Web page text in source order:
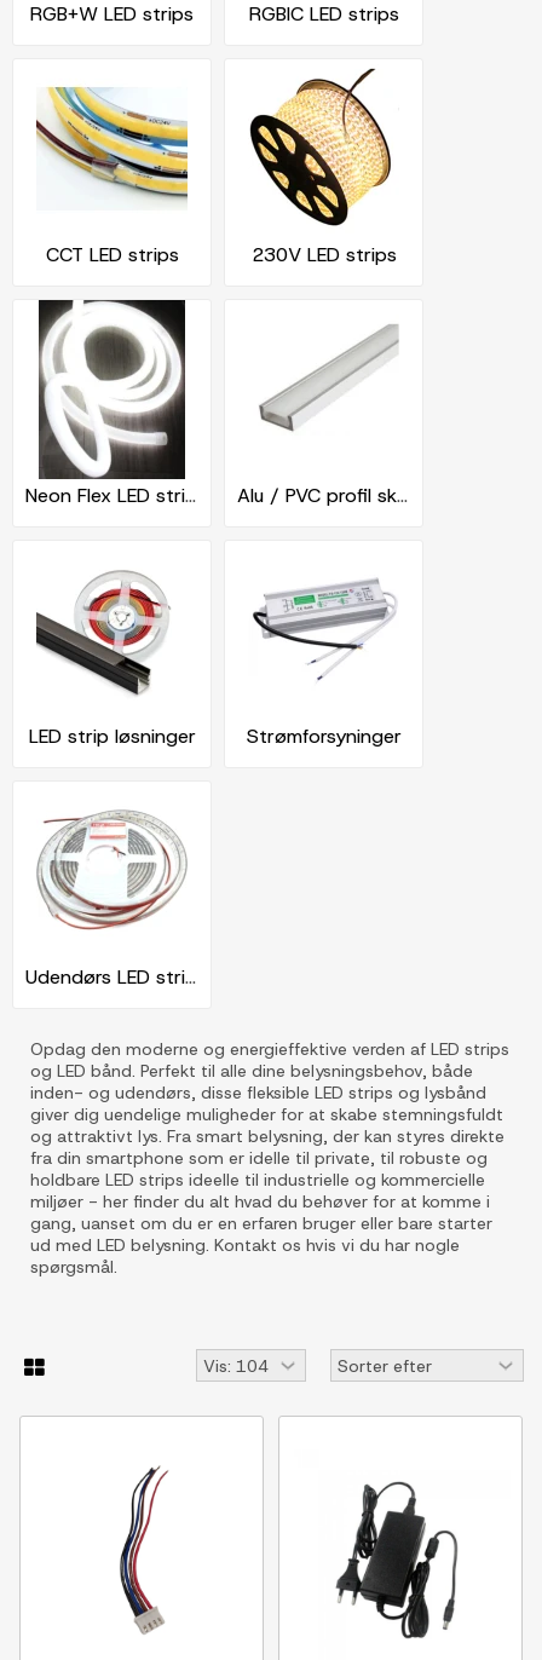
RGB+W LED strips RGBIC LED strips
CCT LED strips 230V LED strips
Neon Flex LED strips Alu / PVC profil skinner
LED strip løsninger Strømforsyninger
Udendørs LED strips
Opdag den moderne og energieffektive verden af LED strips
og LED bånd. Perfekt til alle dine belysningsbehov, både
inden- og udendørs, disse fleksible LED strips og lysbånd
giver dig uendelige muligheder for at skabe stemningsfuldt
og attraktivt lys. Fra smart belysning, der kan styres direkte
fra din smartphone som er idelle til private, til robuste og
holdbare LED strips ideelle til industrielle og kommercielle
miljøer - her finder du alt hvad du behøver for at komme i
gang, uanset om du er en erfaren bruger eller bare starter
ud med LED belysning. Kontakt os hvis vi du har nogle
spørgsmål.